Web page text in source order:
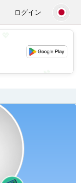
ログイン
💕